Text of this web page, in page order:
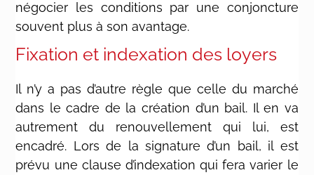
négocier les conditions par une conjoncture
souvent plus à son avantage.
Fixation et indexation des loyers
Il n’y a pas d’autre règle que celle du marché
dans le cadre de la création d’un bail. Il en va
autrement du renouvellement qui lui, est
encadré. Lors de la signature d’un bail, il est
prévu une clause d’indexation qui fera varier le